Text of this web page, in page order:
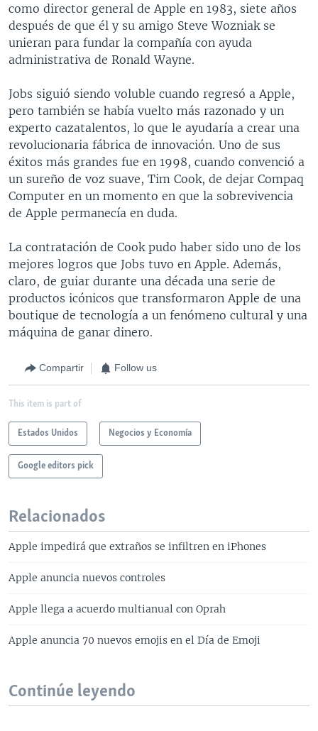
como director general de Apple en 1983, siete años
después de que él y su amigo Steve Wozniak se
unieran para fundar la compañía con ayuda
administrativa de Ronald Wayne.
Jobs siguió siendo voluble cuando regresó a Apple,
pero también se había vuelto más razonado y un
experto cazatalentos, lo que le ayudaría a crear una
revolucionaria fábrica de innovación. Uno de sus
éxitos más grandes fue en 1998, cuando convenció a
un sureño de voz suave, Tim Cook, de dejar Compaq
Computer en un momento en que la sobrevivencia
de Apple permanecía en duda.
La contratación de Cook pudo haber sido uno de los
mejores logros que Jobs tuvo en Apple. Además,
claro, de guiar durante una década una serie de
productos icónicos que transformaron Apple de una
boutique de tecnología a un fenómeno cultural y una
máquina de ganar dinero.
Compartir Follow us
This item is part of
Estados Unidos Negocios y Economía
Google editors pick
Relacionados
Apple impedirá que extraños se infiltren en iPhones
Apple anuncia nuevos controles
Apple llega a acuerdo multianual con Oprah
Apple anuncia 70 nuevos emojis en el Día de Emoji
Continúe leyendo